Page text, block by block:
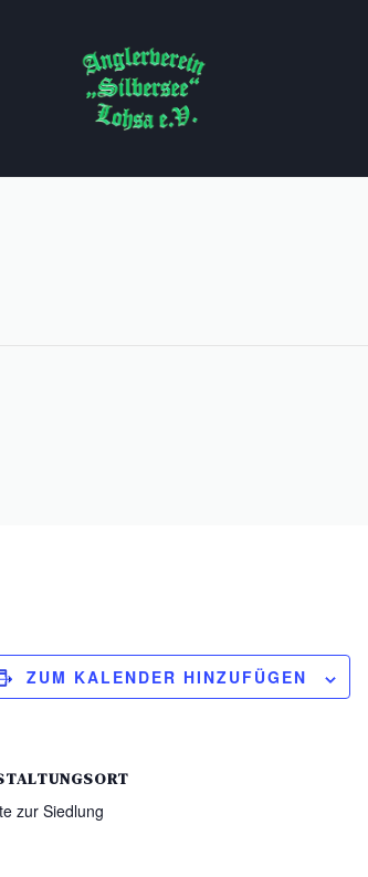
ZUM KALENDER HINZUFÜGEN
zur Siedlung